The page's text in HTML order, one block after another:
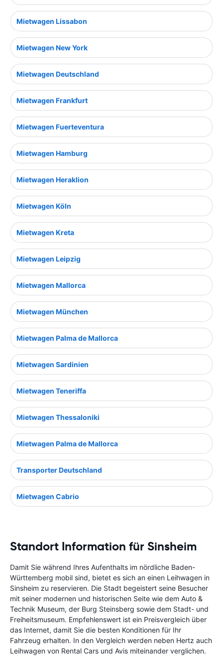
Mietwagen Lissabon
Mietwagen New York
Mietwagen Deutschland
Mietwagen Frankfurt
Mietwagen Fuerteventura
Mietwagen Hamburg
Mietwagen Heraklion
Mietwagen Köln
Mietwagen Kreta
Mietwagen Leipzig
Mietwagen Mallorca
Mietwagen München
Mietwagen Palma de Mallorca
Mietwagen Sardinien
Mietwagen Teneriffa
Mietwagen Thessaloniki
Mietwagen Palma de Mallorca
Transporter Deutschland
Mietwagen Cabrio
Standort Information für Sinsheim
Damit Sie während Ihres Aufenthalts im nördliche Baden-
Württemberg mobil sind, bietet es sich an einen Leihwagen in
Sinsheim zu reservieren. Die Stadt begeistert seine Besucher
mit seiner modernen und historischen Seite wie dem Auto &
Technik Museum, der Burg Steinsberg sowie dem Stadt- und
Freiheitsmuseum. Empfehlenswert ist ein Preisvergleich über
das Internet, damit Sie die besten Konditionen für Ihr
Fahrzeug erhalten. In den Vergleich werden neben Hertz auch
Leihwagen von Rental Cars und Avis miteinander verglichen.